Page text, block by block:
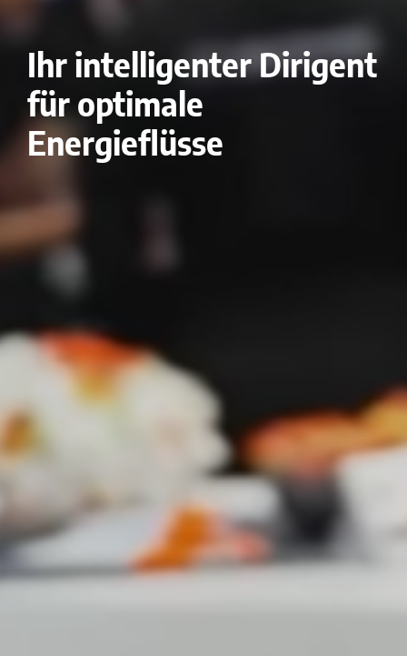
Ihr intelligenter Dirigent
für optimale
Energieflüsse